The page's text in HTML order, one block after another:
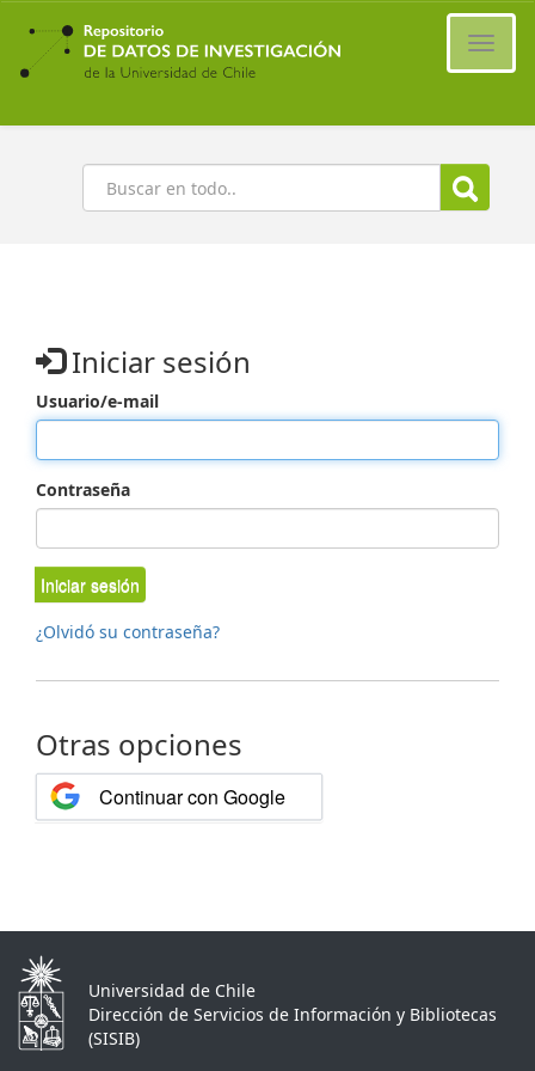
Ir
contenido
principal
Buscar
Iniciar sesión
Usuario/e-mail
Contraseña
Iniciar sesión
¿Olvidó su contraseña?
Otras opciones
Continuar con Google
Universidad de Chile
Dirección de Servicios de Información y Bibliotecas
(SISIB)